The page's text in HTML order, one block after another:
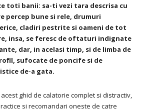
toti banii: sa-ti vezi tara descrisa cu
percep bune si rele, drumuri
cladiri pestrite si oameni de tot
insa, se feresc de oftaturi indignate
dar, in acelasi timp, si de limba de
sufocate de poncife si de
de-a gata.
ghid de calatorie complet si distractiv,
si recomandari oneste de catre